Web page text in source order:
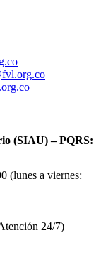
(SIAU) – PQRS:
(lunes a viernes:
24/7)